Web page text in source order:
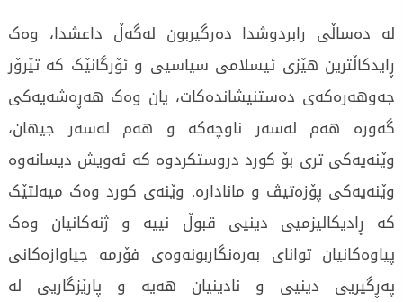
لە دەساڵی رابردوشدا دەرگیربون لەگەڵ داعشدا، وەک
ڕایدکاڵترین ھێزی ئیسلامی سیاسیی و ئۆرگانێک کە تێرۆر
جەوھەرەکەی دەستنیشاندەکات، یان وەک ھەڕەشەیەکی
گەورە ھەم لەسەر ناوچەکە و ھەم لەسەر جیھان،
وێنەیەکی تری بۆ کورد دروستکردوە کە ئەویش دیسانەوە
وێنەیەکی پۆزەتیڤ و مانادارە. وێنەی کورد وەک میەلتێک
کە ڕادیکالیزمیی دینیی قبوڵ نییە و ژنەکانیان وەک
پیاوەکانیان توانای بەرەنگاربونەوەی فۆرمە جیاوازەکانی
پەڕگیریی دینیی و نادینیان ھەیە و پارێزگاریی لە